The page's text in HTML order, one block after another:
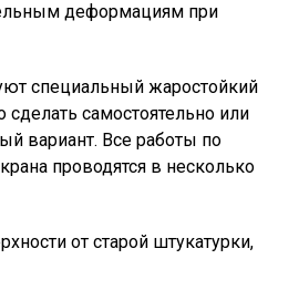
деформациям при
специальный жаростойкий
самостоятельно или
вариант. Все работы по
проводятся в несколько
от старой штукатурки,